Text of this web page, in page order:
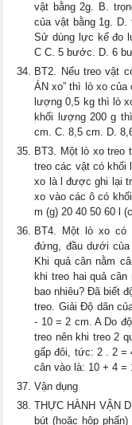
vật bằng 2g. B.
của vật bằng 1g.
Sử dùng lực kế đo
C C. 5 bước. D. 6
BT2. Nếu treo vật
ÁN xo” thì lò xo của
lượng 0,5 kg thì lò
khối lượng 200 g
cm. C. 8,5 cm. D.
BT3. Một lò xo treo
treo các vật có khối
xo là l được ghi lại
xo vào các ô có
m (g) 20 40 50 60 l
BT4. Một lò xo có
đứng, đầu dưới
Khi quả cân nằm
khi treo hai quả
bao nhiêu? Đã biết
treo. Giải Độ dãn
- 10 = 2 cm. A Do
treo nên khi treo 2
gấp đôi, tức: 2 . 2 =
cân vào là: 10 + 4 =
Vận dụng
THỰC HÀNH VẬN
bút (hoặc hộp